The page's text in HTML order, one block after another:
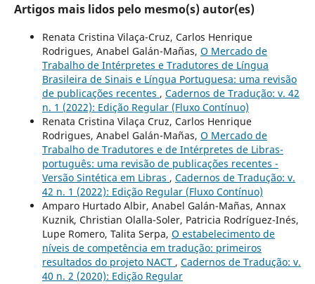
Artigos mais lidos pelo mesmo(s) autor(es)
Renata Cristina Vilaça-Cruz, Carlos Henrique
Rodrigues, Anabel Galán-Mañas, O Mercado de
Trabalho de Intérpretes e Tradutores de Língua
Brasileira de Sinais e Língua Portuguesa: uma revisão
de publicações recentes , Cadernos de Tradução: v. 42
n. 1 (2022): Edição Regular (Fluxo Contínuo)
Renata Cristina Vilaça Cruz, Carlos Henrique
Rodrigues, Anabel Galán-Mañas, O Mercado de
Trabalho de Tradutores e de Intérpretes de Libras-
português: uma revisão de publicações recentes -
Versão Sintética em Libras , Cadernos de Tradução: v.
42 n. 1 (2022): Edição Regular (Fluxo Contínuo)
Amparo Hurtado Albir, Anabel Galán-Mañas, Annax
Kuznik, Christian Olalla-Soler, Patricia Rodríguez-Inés,
Lupe Romero, Talita Serpa, O estabelecimento de
níveis de competência em tradução: primeiros
resultados do projeto NACT , Cadernos de Tradução: v.
40 n. 2 (2020): Edição Regular